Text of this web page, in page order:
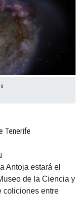
Tenerife
Antoja estará el
de la Ciencia y
coliciones entre